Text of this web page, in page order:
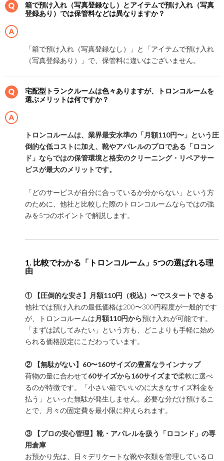
箱で預け入れ（写真登録なし）とアイテムで預け入れ（写真
登録あり）では保管料などは異なりますか？
「箱で預け入れ（写真登録なし）」と「アイテムで預け入れ
（写真登録あり）」で、保管料に違いはございません。
宅配型トランクルームは色々ありますが、トロンコルームを
選ぶメリットは何ですか？
トロンコルームは、業界最安水準の「月額110円〜」という圧
倒的な低コストに加え、靴やアパレルのプロである「ロコン
ド」ならではの保管環境と格安のクリーニング・リペアサー
ビスが最大のメリットです。
「どのサービスが自分に合っているか分からない」という方
のために、他社と比較した際のトロンコルームならではの強
みを5つのポイントで解説します。
1. 比較でわかる「トロンコルーム」5つの選ばれる理
由
① 【圧倒的な安さ】月額110円（税込）〜でスタートできる
他社では預け入れの最低価格は200〜300円程度が一般的です
が、トロンコルームは 月額110円から預け入れが可能です。
「まずは試してみたい」という方も、どこよりも手軽に始め
られる価格設定にこだわっています。
② 【無駄がない】60〜160サイズの豊富なラインナップ
荷物の量に合わせて60サイズから160サイズまで柔軟に選べ
るのが特徴です。「小さい箱でいいのに大きなサイズ料金を
払う」といった無駄が発生しません。必要な分だけ預けるこ
とで、月々の固定費を最小限に抑えられます。
③ 【プロの安心管理】靴・アパレルを扱う「ロコンド」の専
用倉庫
お預かり先は、日々デリケートな靴や衣類を管理しているロ